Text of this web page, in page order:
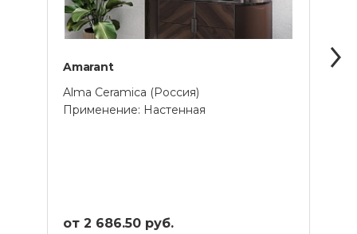
Amarant
Alma Ceramica (Россия)
Применение: Настенная
от 2 686.50 руб.